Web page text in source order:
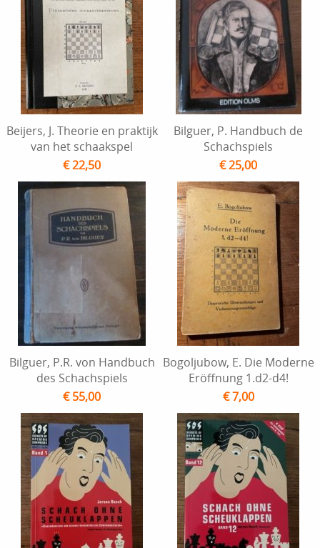
Beijers, J. Theorie en praktijk
van het schaakspel
€ 22,50
Bilguer, P. Handbuch de
Schachspiels
€ 25,00
Bilguer, P.R. von Handbuch
des Schachspiels
€ 55,00
Bogoljubow, E. Die Moderne
Eröffnung 1.d2-d4!
€ 7,00